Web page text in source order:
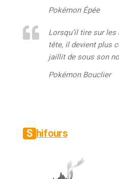
Pokémon Épée
Lorsqu’il tire sur
tête, il devient plus
jaillit de sous son
Pokémon Bouclier
Shifours